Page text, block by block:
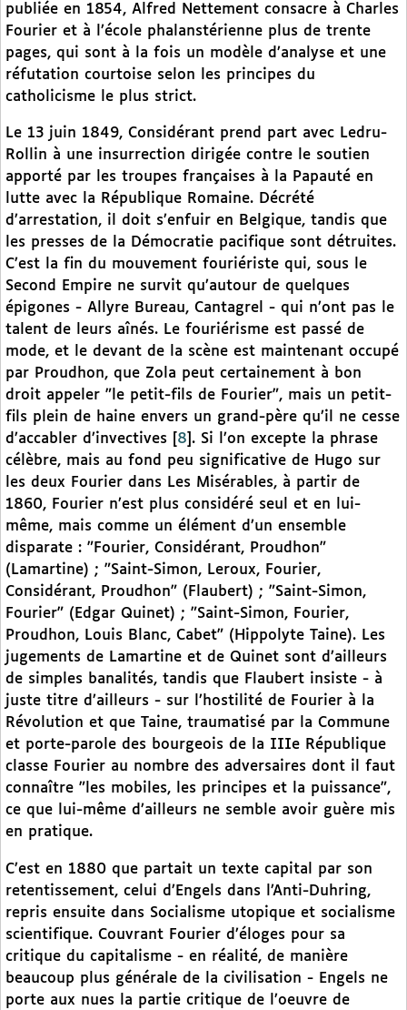
publiée en 1854, Alfred Nettement consacre à Charles
Fourier et à l’école phalanstérienne plus de trente
pages, qui sont à la fois un modèle d’analyse et une
réfutation courtoise selon les principes du
catholicisme le plus strict.
Le 13 juin 1849, Considérant prend part avec Ledru-
Rollin à une insurrection dirigée contre le soutien
apporté par les troupes françaises à la Papauté en
lutte avec la République Romaine. Décrété
d’arrestation, il doit s’enfuir en Belgique, tandis que
les presses de la Démocratie pacifique sont détruites.
C’est la fin du mouvement fouriériste qui, sous le
Second Empire ne survit qu’autour de quelques
épigones - Allyre Bureau, Cantagrel - qui n’ont pas le
talent de leurs aînés. Le fouriérisme est passé de
mode, et le devant de la scène est maintenant occupé
par Proudhon, que Zola peut certainement à bon
droit appeler "le petit-fils de Fourier", mais un petit-
fils plein de haine envers un grand-père qu’il ne cesse
d’accabler d’invectives
8 . Si l’on excepte la phrase
célèbre, mais au fond peu significative de Hugo sur
les deux Fourier dans Les Misérables, à partir de
1860, Fourier n’est plus considéré seul et en lui-
même, mais comme un élément d’un ensemble
disparate : "Fourier, Considérant, Proudhon"
(Lamartine) ; "Saint-Simon, Leroux, Fourier,
Considérant, Proudhon" (Flaubert) ; "Saint-Simon,
Fourier" (Edgar Quinet) ; "Saint-Simon, Fourier,
Proudhon, Louis Blanc, Cabet" (Hippolyte Taine). Les
jugements de Lamartine et de Quinet sont d’ailleurs
de simples banalités, tandis que Flaubert insiste - à
juste titre d’ailleurs - sur l’hostilité de Fourier à la
Révolution et que Taine, traumatisé par la Commune
et porte-parole des bourgeois de la IIIe République
classe Fourier au nombre des adversaires dont il faut
connaître "les mobiles, les principes et la puissance",
ce que lui-même d’ailleurs ne semble avoir guère mis
en pratique.
C’est en 1880 que partait un texte capital par son
retentissement, celui d’Engels dans l’Anti-Duhring,
repris ensuite dans Socialisme utopique et socialisme
scientifique. Couvrant Fourier d’éloges pour sa
critique du capitalisme - en réalité, de manière
beaucoup plus générale de la civilisation - Engels ne
porte aux nues la partie critique de l’oeuvre de